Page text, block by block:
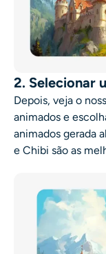
2. Selecionar
Depois, veja o
animados e
animados gerada
e Chibi são as